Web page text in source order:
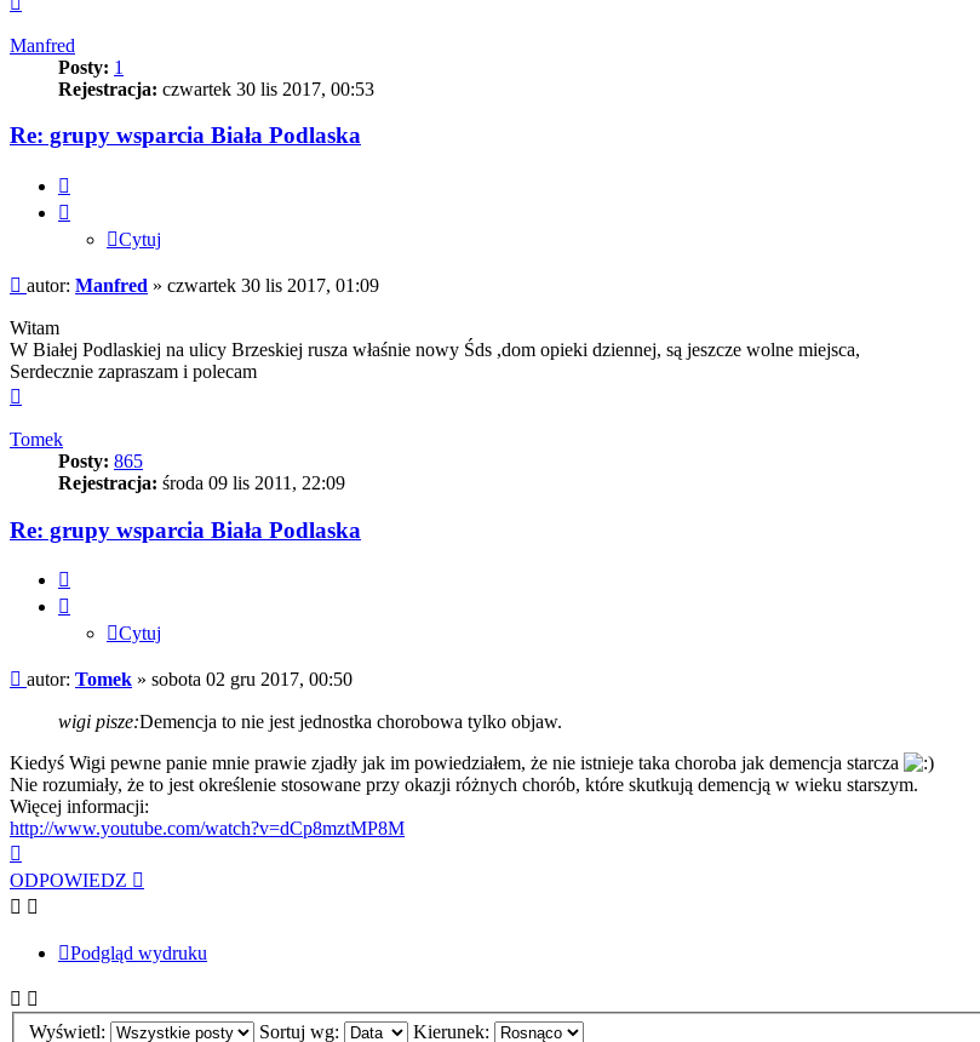
Manfred
Posty: 1
Rejestracja: czwartek 30 lis 2017, 00:53
Re: grupy wsparcia Biała Podlaska
Cytuj
Post
autor: Manfred » czwartek 30 lis 2017, 01:09
Witam
W Białej Podlaskiej na ulicy Brzeskiej rusza właśnie nowy Śds ,dom opieki dziennej, są jeszcze wolne miejsca,
Serdecznie zapraszam i polecam
Tomek
Posty: 865
Rejestracja: środa 09 lis 2011, 22:09
Re: grupy wsparcia Biała Podlaska
Cytuj
Post
autor: Tomek » sobota 02 gru 2017, 00:50
wigi pisze:Demencja to nie jest jednostka chorobowa tylko objaw.
Kiedyś Wigi pewne panie mnie prawie zjadły jak im powiedziałem, że nie istnieje taka choroba jak demencja starcza
Nie rozumiały, że to jest określenie stosowane przy okazji różnych chorób, które skutkują demencją w wieku starszym.
Więcej informacji:
http://www.youtube.com/watch?v=dCp8mztMP8M
górę
ODPOWIEDZ
Podgląd wydruku
Wyświetl: Sortuj wg: Kierunek: